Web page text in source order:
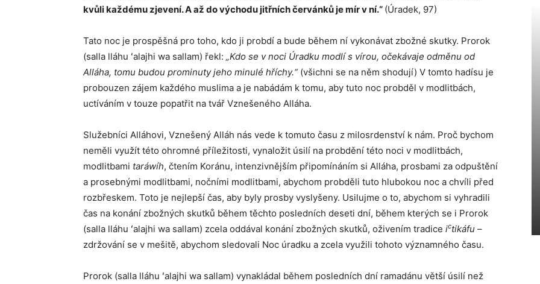
kvůli každému zjevení. A až do východu jitřních červánků je mír v ní.“ (Úradek, 97)
Tato noc je prospěšná pro toho, kdo ji probdí a bude během ní vykonávat zbožné skutky. Prorok
(salla lláhu ʻalajhi wa sallam) řekl: „Kdo se v noci Úradku modlí s vírou, očekávaje odměnu od
Alláha, tomu budou prominuty jeho minulé hříchy.“ (všichni se na něm shodují) V tomto hadísu je
probouzen zájem každého muslima a je nabádám k tomu, aby tuto noc probděl v modlitbách,
uctíváním v touze popatřit na tvář Vznešeného Alláha.
Služebníci Alláhovi, Vznešený Alláh nás vede k tomuto času z milosrdenství k nám. Proč bychom
neměli využít této ohromné příležitosti, vynaložit úsilí na probdění této noci v modlitbách,
modlitbami taráwíh, čtením Koránu, intenzivnějším připomínáním si Alláha, prosbami za odpuštění
a prosebnými modlitbami, nočními modlitbami, abychom probděli tuto hlubokou noc a chvíli před
rozbřeskem. Toto je nejlepší čas, aby byly prosby vyslyšeny. Usilujme o to, abychom si vyhradili
čas na konání zbožných skutků během těchto posledních deseti dní, během kterých se i Prorok
(salla lláhu ʻalajhi wa sallam) zcela oddával konání zbožných skutků, oživením tradice ictikáfu –
zdržování se v mešitě, abychom sledovali Noc úradku a zcela využili tohoto významného času.
Prorok (salla lláhu ʻalajhi wa sallam) vynakládal během posledních dní ramadánu větší úsilí než